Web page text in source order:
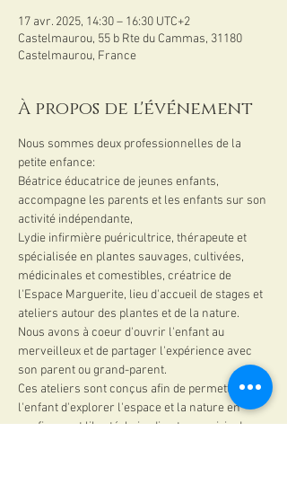
17 avr. 2025, 14:30 – 16:30 UTC+2
Castelmaurou, 55 b Rte du Cammas, 31180
Castelmaurou, France
À propos de l'événement
Nous sommes deux professionnelles de la
petite enfance:
Béatrice éducatrice de jeunes enfants,
accompagne les parents et les enfants sur son
activité indépendante,
Lydie infirmière puéricultrice, thérapeute et
spécialisée en plantes sauvages, cultivées,
médicinales et comestibles, créatrice de
l'Espace Marguerite, lieu d'accueil de stages et
ateliers autour des plantes et de la nature.
Nous avons à coeur d'ouvrir l'enfant au
merveilleux et de partager l'expérience avec
son parent ou grand-parent.
Ces ateliers sont conçus afin de permettre à
l'enfant d'explorer l'espace et la nature en
confiance et liberté, le jardin et sa prairie de